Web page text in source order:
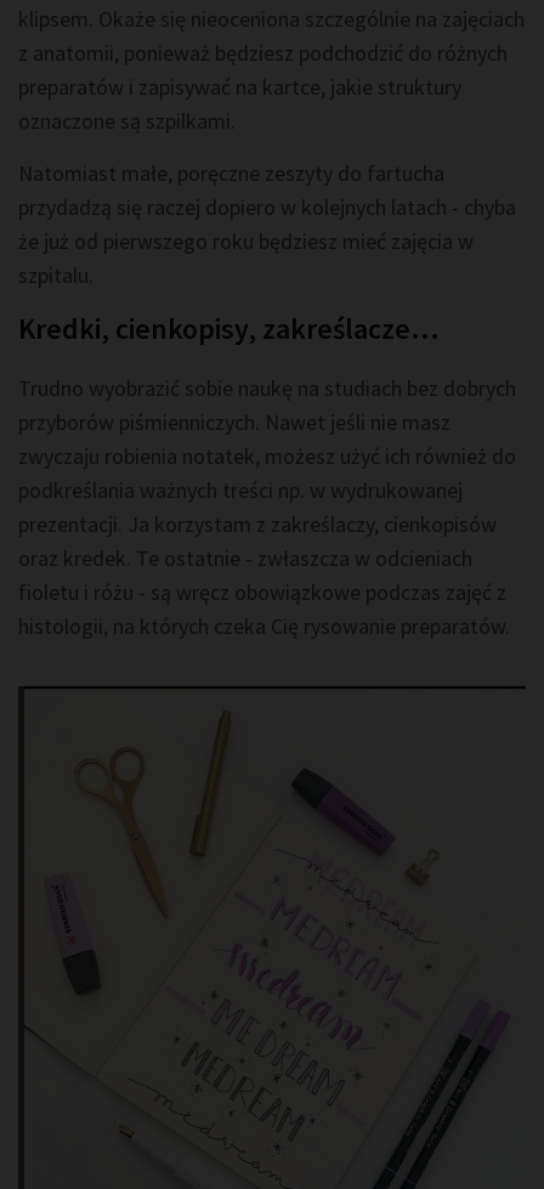
klipsem. Okaże się nieoceniona szczególnie na zajęciach
z anatomii, ponieważ będziesz podchodzić do różnych
preparatów i zapisywać na kartce, jakie struktury
oznaczone są szpilkami.
Natomiast małe, poręczne zeszyty do fartucha
przydadzą się raczej dopiero w kolejnych latach - chyba
że już od pierwszego roku będziesz mieć zajęcia w
szpitalu.
Kredki, cienkopisy, zakreślacze...
Trudno wyobrazić sobie naukę na studiach bez dobrych
przyborów piśmienniczych. Nawet jeśli nie masz
zwyczaju robienia notatek, możesz użyć ich również do
podkreślania ważnych treści np. w wydrukowanej
prezentacji. Ja korzystam z zakreślaczy, cienkopisów
oraz kredek. Te ostatnie - zwłaszcza w odcieniach
fioletu i różu - są wręcz obowiązkowe podczas zajęć z
histologii, na których czeka Cię rysowanie preparatów.